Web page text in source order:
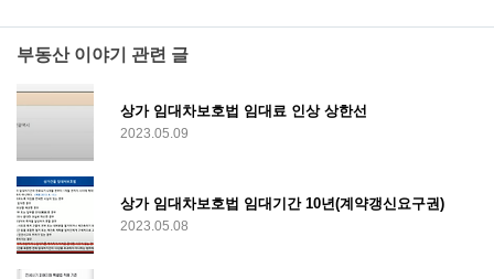
부동산 이야기 관련 글
상가 임대차보호법 임대료 인상 상한선
2023.05.09
상가 임대차보호법 임대기간 10년(계약갱신요구권)
2023.05.08